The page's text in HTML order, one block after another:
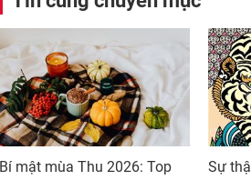
Bí mật mùa Thu 2026: Top
Sự